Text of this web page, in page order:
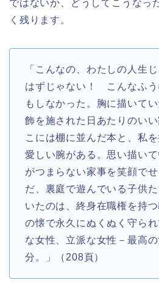
ではないか、どうしてこうなっ
く残ります。
「こんなの、わたしの人生
はずじゃない！ こんなふう
もしなかった。胸に描いて
飾を施された日あたりのい
こには棚に並んだ本と、私
愛しい腕がある。思い描い
がつまらない家事を笑顔で
だ、裏庭で遊んでいる子供
いたのは、終身在職権を持
の懐で永久にぬくぬく守ら
な女性、立派な女性－最高
分。」（208頁）